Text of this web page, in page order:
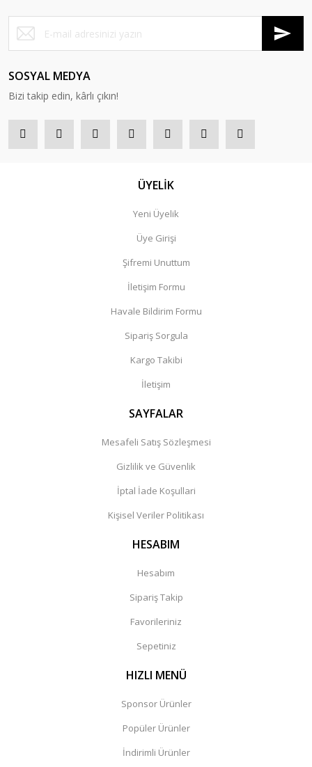
SOSYAL MEDYA
Bizi takip edin, kârlı çıkın!
ÜYELİK
Yeni Üyelik
Üye Girişi
Şifremi Unuttum
İletişim Formu
Havale Bildirim Formu
Sipariş Sorgula
Kargo Takibi
İletişim
SAYFALAR
Mesafeli Satış Sözleşmesi
Gizlilik ve Güvenlik
İptal İade Koşullari
Kişisel Veriler Politikası
HESABIM
Hesabım
Sipariş Takip
Favorileriniz
Sepetiniz
HIZLI MENÜ
Sponsor Ürünler
Popüler Ürünler
İndirimli Ürünler